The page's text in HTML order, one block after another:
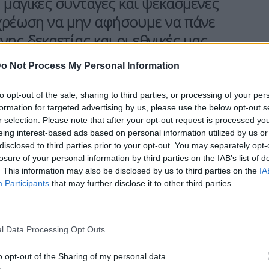
Not Process My Personal Information
opt-out of the sale, sharing to third parties, or processing of your
for targeted advertising by us, please use the below opt-out
selection. Please note that after your opt-out request is processed
interest-based ads based on personal information utilized by us
to third parties prior to your opt-out. You may separately
of your personal information by third parties on the IAB’s list of
This information may also be disclosed by us to third parties on the
Participants that may further disclose it to other third parties.
Data Processing Opt Outs
opt-out of the Sharing of my personal data.
να μην αφήσουμε να πάνε
δεκαετίας και οι εθνικές μας
Αυτό ανέφερε ο αντιπρόεδρος της
μιλώντας σήμερα στο 2ο
«Χρειαζόμαστε», πρόσθεσε,
νέα γενιά μεταρρυθμίσεων.
μπροστά κι εμείς θα μείνουμε
είναι ο στόχος της συνεργασίας που
Τράπεζα της Ελλάδος και το ΙΟΒΕ, για την
δύο μηνύματα τα οποία ο Κωστής